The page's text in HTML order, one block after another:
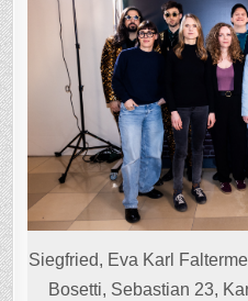
Siegfried, Eva Karl
Bosetti, Sebastian 23,